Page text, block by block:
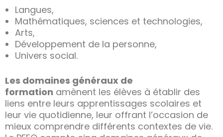
Langues,
Mathématiques, sciences et technologies,
Arts,
Développement de la personne,
Univers social.
Les domaines généraux de
formation amènent les élèves à établir des
liens entre leurs apprentissages scolaires et
leur vie quotidienne, leur offrant l’occasion de
mieux comprendre différents contextes de vie.